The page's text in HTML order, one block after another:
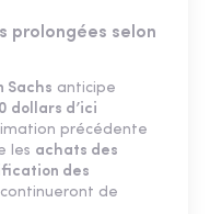
prolongées selon
Sachs anticipe
dollars d’ici
précédente
les achats des
des
continueront de